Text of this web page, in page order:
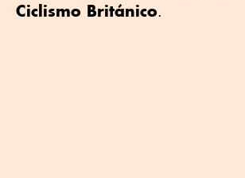
Ciclismo Británico.